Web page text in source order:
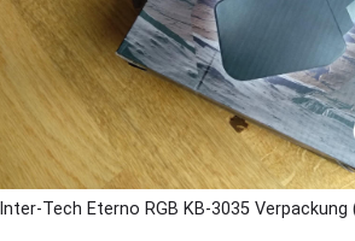
Tech Eterno RGB KB-3035